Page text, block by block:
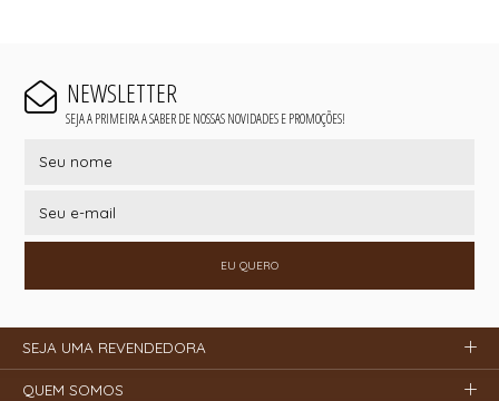
NEWSLETTER
SEJA A PRIMEIRA A SABER DE NOSSAS NOVIDADES E PROMOÇÕES!
EU QUERO
SEJA UMA REVENDEDORA
QUEM SOMOS